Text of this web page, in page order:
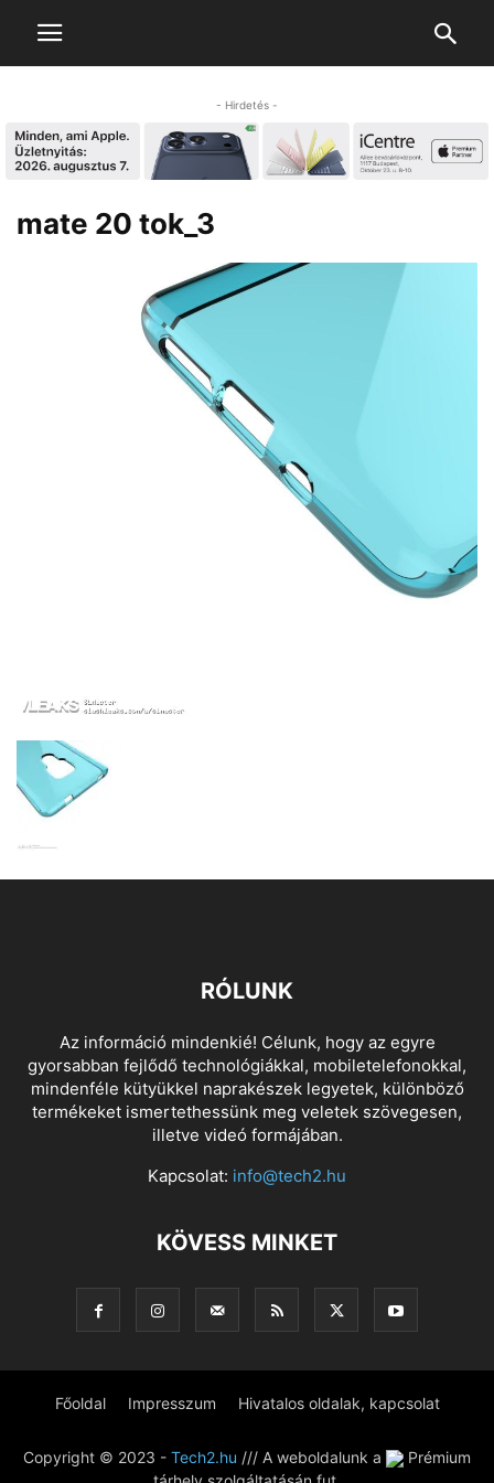
- Hirdetés -
mate 20 tok_3
RÓLUNK
Az információ mindenkié! Célunk, hogy az egyre
gyorsabban fejlődő technológiákkal, mobiletelefonokkal,
mindenféle kütyükkel naprakészek legyetek, különböző
termékeket ismertethessünk meg veletek szövegesen,
illetve videó formájában.
Kapcsolat: info@tech2.hu
KÖVESS MINKET
Főoldal Impresszum Hivatalos oldalak, kapcsolat
Copyright © 2023 - Tech2.hu /// A weboldalunk a
Prémium